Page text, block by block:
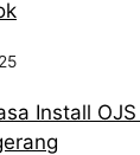
Install